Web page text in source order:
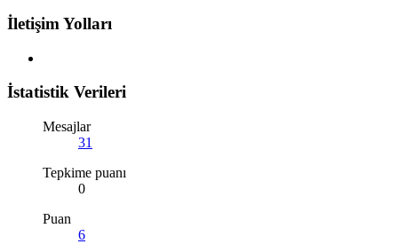
İletişim Yolları
İstatistik Verileri
Mesajlar
31
Tepkime puanı
0
Puan
6